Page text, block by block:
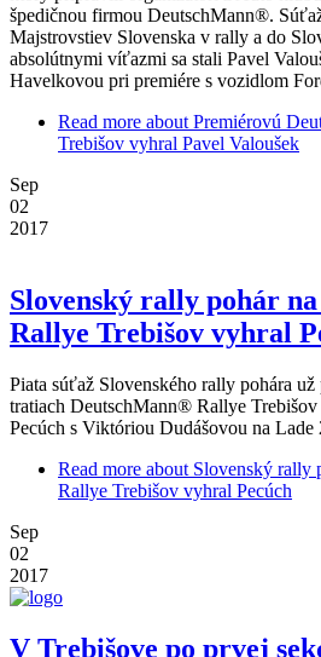
špedičnou firmou DeutschMann®.
Majstrovstiev Slovenska v rally a do
absolútnymi víťazmi sa stali Pavel
Havelkovou pri premiére s vozidlom
Read more about Premiérovú
Trebišov vyhral Pavel Valoušek
Sep
02
2017
Slovenský rally pohár
Rallye Trebišov vyhral
Piata súťaž Slovenského rally pohára
tratiach DeutschMann® Rallye
Pecúch s Viktóriou Dudášovou na Lade
Read more about Slovenský rally
Rallye Trebišov vyhral Pecúch
Sep
02
2017
V Trebišove po prvej